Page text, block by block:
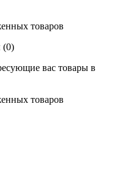
товаров
(0)
вас товары в
товаров